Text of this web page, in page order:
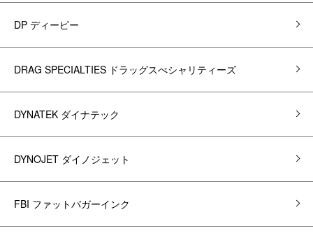
DP ディーピー
DRAG SPECIALTIES ドラッグスぺシャリティーズ
DYNATEK ダイナテック
DYNOJET ダイノジェット
FBI ファットバガーインク